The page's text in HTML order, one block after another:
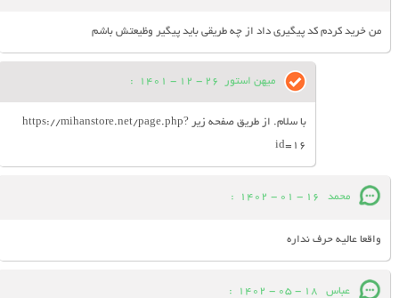
من خرید کردم کد پیگیری داد از چه طریقی باید پیگیر وظیعتش باشم
میهن استور 26 - 12 - 1401
:
با سلام. از طریق صفحه زیر https://mihanstore.net/page.php?
id=16
محمد 16 - 01 - 1402
:
واقعا عالیه حرف نداره
عباس 18 - 05 - 1402
: